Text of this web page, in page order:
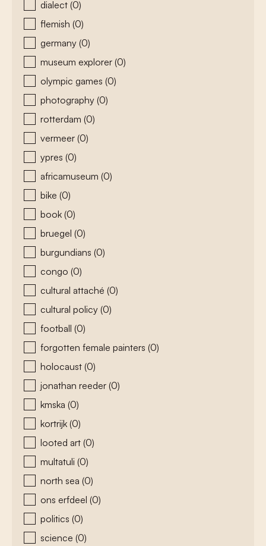
dialect (0)
flemish (0)
germany (0)
museum explorer (0)
olympic games (0)
photography (0)
rotterdam (0)
vermeer (0)
ypres (0)
africamuseum (0)
bike (0)
book (0)
bruegel (0)
burgundians (0)
congo (0)
cultural attaché (0)
cultural policy (0)
football (0)
forgotten female painters (0)
holocaust (0)
jonathan reeder (0)
kmska (0)
kortrijk (0)
looted art (0)
multatuli (0)
north sea (0)
ons erfdeel (0)
politics (0)
science (0)